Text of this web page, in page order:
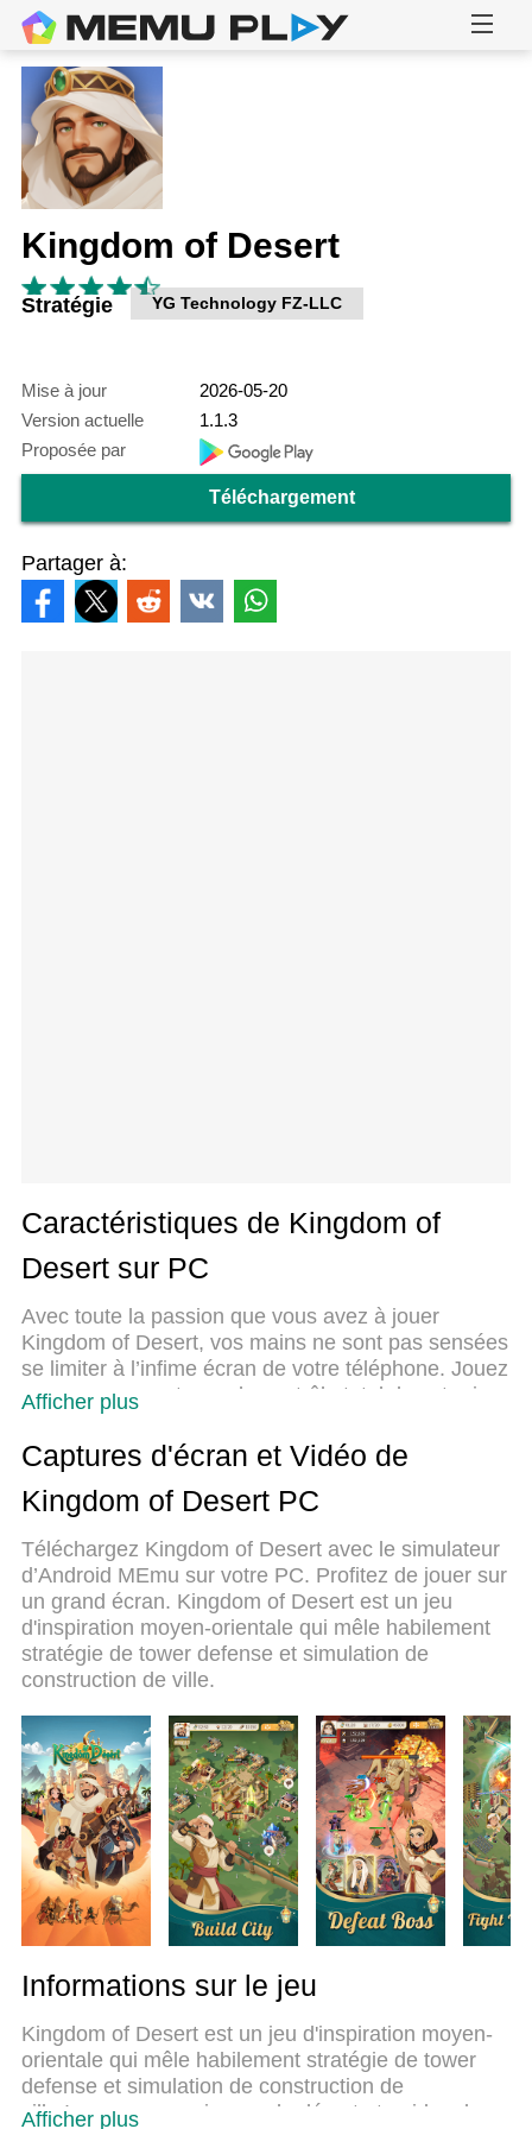
Kingdom of Desert
Stratégie YG Technology FZ-LLC
Mise à jour
2026-05-20
Version actuelle
1.1.3
Proposée par
Téléchargement
Partager à:
Caractéristiques de Kingdom of
Desert sur PC
Avec toute la passion que vous avez à jouer
Kingdom of Desert, vos mains ne sont pas sensées
se limiter à l’infime écran de votre téléphone. Jouez
comme un pro et ayez le contrôle total de votre jeu
à l’aide du clavier et de la souris. MEmu satisfait
toutes vos attentes. Téléchargez et jouez Kingdom
of Desert sur PC. Jouez aussi longtemps que vous
souhaitez sans aucune limitation de batterie, de
nouvelle version de MEmu 9 est la meilleure option
de jouer Kingdom of Desert sur PC. Réalisé par
nos experts, l’e magnifique système d’affectation
de touches prédéfini fait de Kingdom of Desert un
jeu réaliste sur PC. Le gestionnaire multi-instances
de MEmu permet 2 ou plusieurs comptes de jeu sur
d’émulation exclusif peut libérer le plein potentiel de
votre PC, ce qui facilite tout.
Afficher plus
Captures d'écran et Vidéo de
Kingdom of Desert PC
Téléchargez Kingdom of Desert avec le simulateur
d’Android MEmu sur votre PC. Profitez de jouer sur
un grand écran. Kingdom of Desert est un jeu
d'inspiration moyen-orientale qui mêle habilement
stratégie de tower defense et simulation de
construction de ville.
Informations sur le jeu
Kingdom of Desert est un jeu d'inspiration moyen-
orientale qui mêle habilement stratégie de tower
defense et simulation de construction de
ville.Incarnez un seigneur du désert et guidez des
Afficher plus